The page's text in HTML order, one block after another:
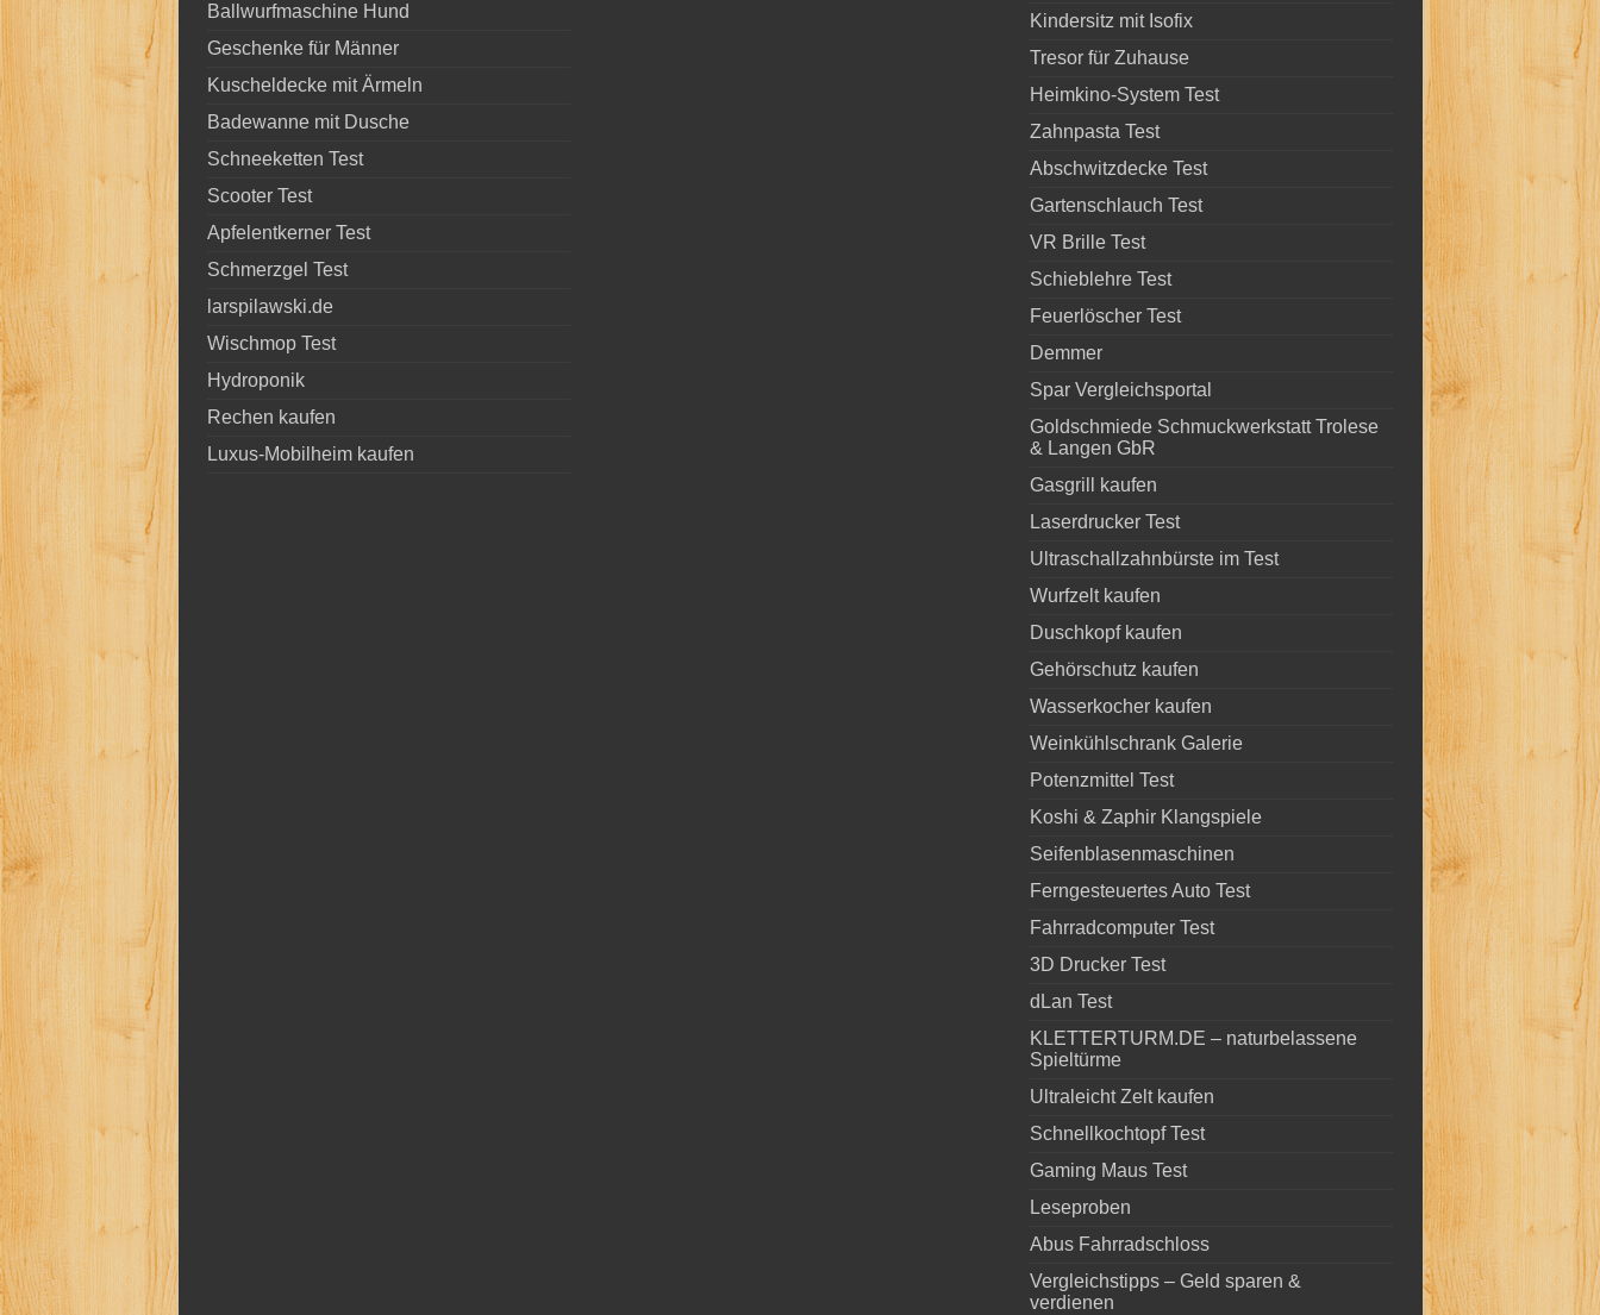
Ballwurfmaschine Hund
Geschenke für Männer
Kuscheldecke mit Ärmeln
Badewanne mit Dusche
Schneeketten Test
Scooter Test
Apfelentkerner Test
Schmerzgel Test
larspilawski.de
Wischmop Test
Hydroponik
Rechen kaufen
Luxus-Mobilheim kaufen
Kindersitz mit Isofix
Tresor für Zuhause
Heimkino-System Test
Zahnpasta Test
Abschwitzdecke Test
Gartenschlauch Test
VR Brille Test
Schieblehre Test
Feuerlöscher Test
Demmer
Spar Vergleichsportal
Goldschmiede Schmuckwerkstatt Trolese
& Langen GbR
Gasgrill kaufen
Laserdrucker Test
Ultraschallzahnbürste im Test
Wurfzelt kaufen
Duschkopf kaufen
Gehörschutz kaufen
Wasserkocher kaufen
Weinkühlschrank Galerie
Potenzmittel Test
Koshi & Zaphir Klangspiele
Seifenblasenmaschinen
Ferngesteuertes Auto Test
Fahrradcomputer Test
3D Drucker Test
dLan Test
KLETTERTURM.DE – naturbelassene
Spieltürme
Ultraleicht Zelt kaufen
Schnellkochtopf Test
Gaming Maus Test
Leseproben
Abus Fahrradschloss
Vergleichstipps – Geld sparen &
verdienen